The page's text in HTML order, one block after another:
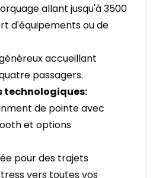
allant jusqu'à 3500
d'équipements ou de
accueillant
passagers.
de pointe avec
et options
pour des trajets
vers toutes vos